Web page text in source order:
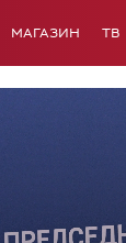
МАГАЗИН ТВ